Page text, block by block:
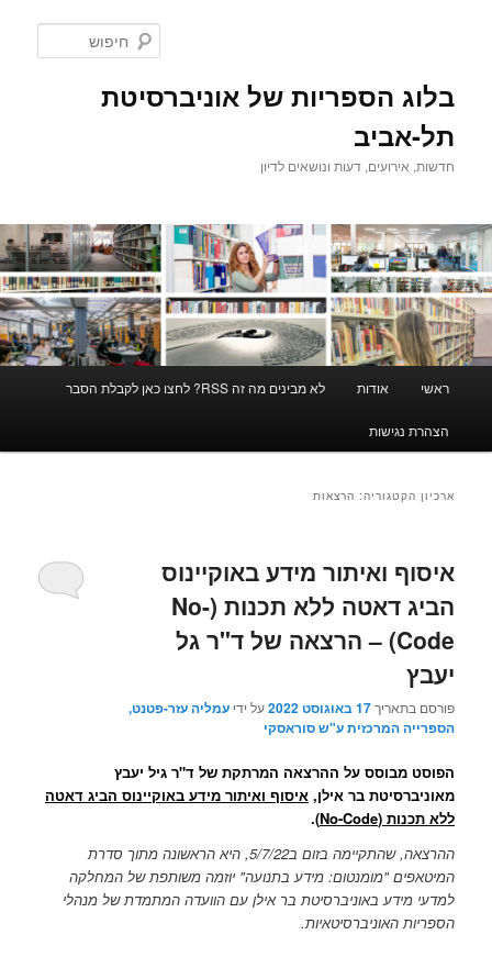
בלוג הספריות של אוניברסיטת
תל-אביב
חדשות, אירועים, דעות ונושאים לדיון
ראשי אודות לא מבינים מה זה RSS? לחצו כאן לקבלת הסבר
הצהרת נגישות
ארכיון הקטגוריה: הרצאות
איסוף ואיתור מידע באוקיינוס
הביג דאטה ללא תכנות (No-
Code) – הרצאה של ד"ר גל
יעבץ
פורסם בתאריך17 באוגוסט 2022 על ידיעמליה עזר-פטנט,
הספרייה המרכזית ע"ש סוראסקי
הפוסט מבוסס על ההרצאה המרתקת של ד"ר גיל יעבץ
מאוניברסיטת בר אילן,איסוף ואיתור מידע באוקיינוס הביג דאטה
ללא תכנות (No-Code)
.
ההרצאה, שהתקיימה בזום ב5/7/22, היא הראשונה מתוך סדרת
המיטאפים "מומנטום: מידע בתנועה" יוזמה משותפת של המחלקה
למדעי מידע באוניברסיטת בר אילן עם הוועדה המתמדת של מנהלי
הספריות האוניברסיטאיות.